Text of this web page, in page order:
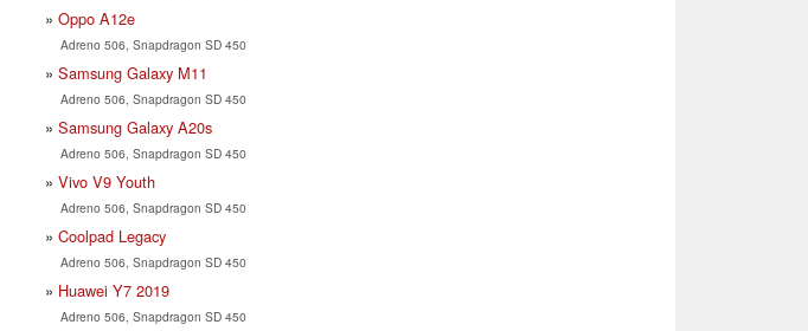
Oppo A12e
Adreno 506, Snapdragon SD 450
Samsung Galaxy M11
Adreno 506, Snapdragon SD 450
Samsung Galaxy A20s
Adreno 506, Snapdragon SD 450
Vivo V9 Youth
Adreno 506, Snapdragon SD 450
Coolpad Legacy
Adreno 506, Snapdragon SD 450
Huawei Y7 2019
Adreno 506, Snapdragon SD 450